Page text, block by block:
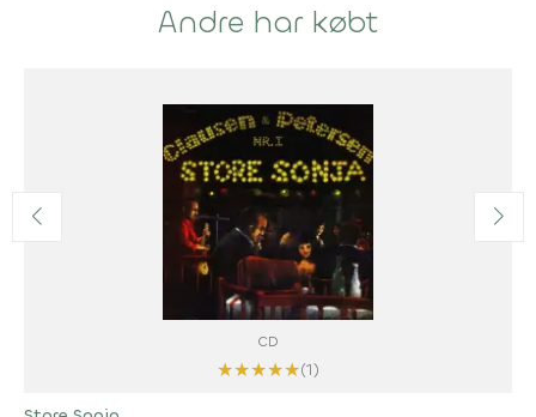
Andre har købt
CD
★★★★★(1)